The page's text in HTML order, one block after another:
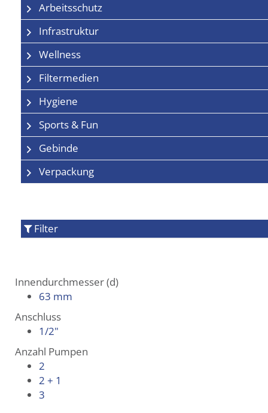
Arbeitsschutz
Infrastruktur
Wellness
Filtermedien
Hygiene
Sports & Fun
Gebinde
Verpackung
Filter
Innendurchmesser (d)
63 mm
Anschluss
1/2"
Anzahl Pumpen
2
2 + 1
3